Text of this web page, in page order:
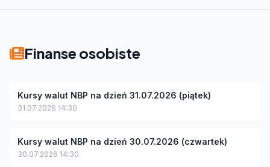
Finanse osobiste
Kursy walut NBP na dzień 31.07.2026 (piątek)
31.07.2026 14:30
Kursy walut NBP na dzień 30.07.2026 (czwartek)
30.07.2026 14:30